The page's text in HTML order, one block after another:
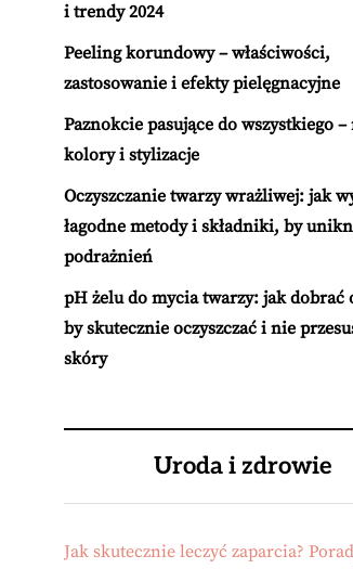
i trendy 2024
Peeling korundowy – właściwości,
zastosowanie i efekty pielęgnacyjne
Paznokcie pasujące do wszystkiego
kolory i stylizacje
Oczyszczanie twarzy wrażliwej: jak
łagodne metody i składniki, by
podrażnień
pH żelu do mycia twarzy: jak dobrać
by skutecznie oczyszczać i nie
skóry
Uroda i zdrowie
Jak skutecznie leczyć zaparcia?